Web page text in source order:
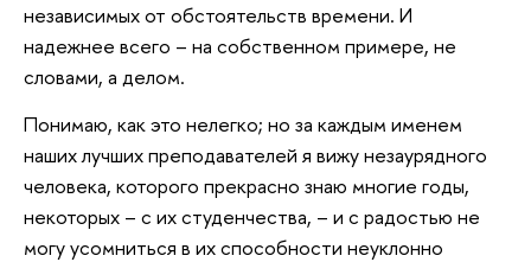
независимых от обстоятельств времени. И
надежнее всего – на собственном примере, не
словами, а делом.
Понимаю, как это нелегко; но за каждым именем
наших лучших преподавателей я вижу незаурядного
человека, которого прекрасно знаю многие годы,
некоторых – с их студенчества, – и с радостью не
могу усомниться в их способности неуклонно